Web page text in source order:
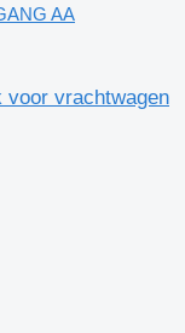
AA
voor vrachtwagen